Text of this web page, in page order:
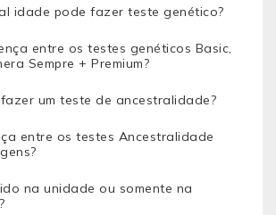
idade pode fazer teste genético?
entre os testes genéticos Basic,
Sempre + Premium?
um teste de ancestralidade?
entre os testes Ancestralidade
na unidade ou somente na